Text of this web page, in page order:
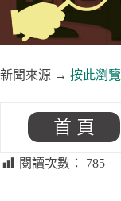
新聞來源 → 按此瀏覽
首 頁
閱讀次數： 785